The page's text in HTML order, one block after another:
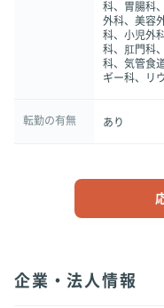
科、胃腸科
外科、美容
科、小児外
科、肛門科
科、気管食
ギー科、リ
転勤の有無 あり
企業・法人情報